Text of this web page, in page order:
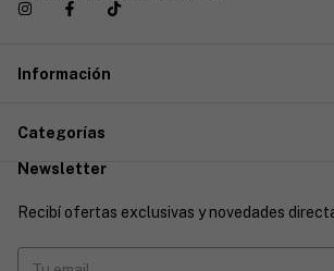
Información
Categorías
Newsletter
Recibí ofertas exclusivas y novedades